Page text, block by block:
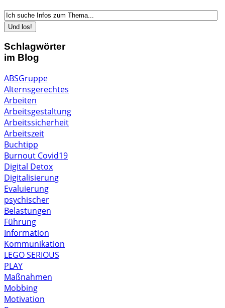
Schlagwörter
im Blog
ABSGruppe
Alternsgerechtes
Arbeiten
Arbeitsgestaltung
Arbeitssicherheit
Arbeitszeit
Buchtipp
Burnout Covid19
Digital Detox
Digitalisierung
Evaluierung
psychischer
Belastungen
Führung
Information
Kommunikation
LEGO SERIOUS
PLAY
Maßnahmen
Mobbing
Motivation